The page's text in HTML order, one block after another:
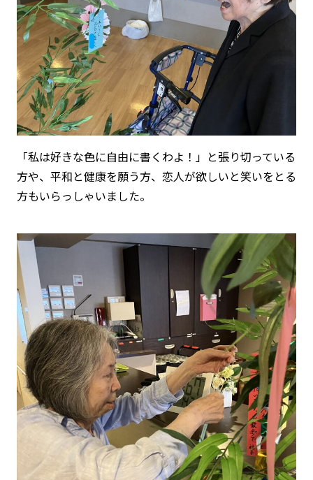
「私は好きな色に自由に書くわよ！」と張り切っている
方や、平和と健康を願う方、恋人が欲しいと笑いをとる
方もいらっしゃいました。